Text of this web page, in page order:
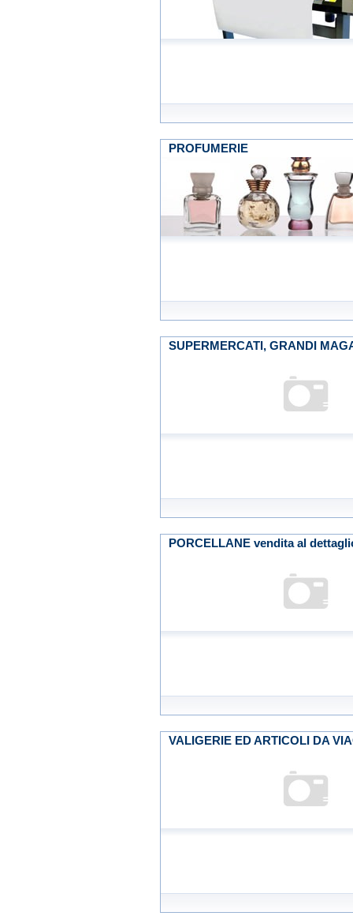
PROFUMERIE
SUPERMERCATI, GRANDI
PORCELLANE vendita al
VALIGERIE ED ARTICOLI DA